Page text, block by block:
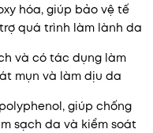
hóa, giúp bảo vệ tế
quá trình làm lành da
và có tác dụng làm
mụn và làm dịu da
giúp chống
sạch da và kiểm soát